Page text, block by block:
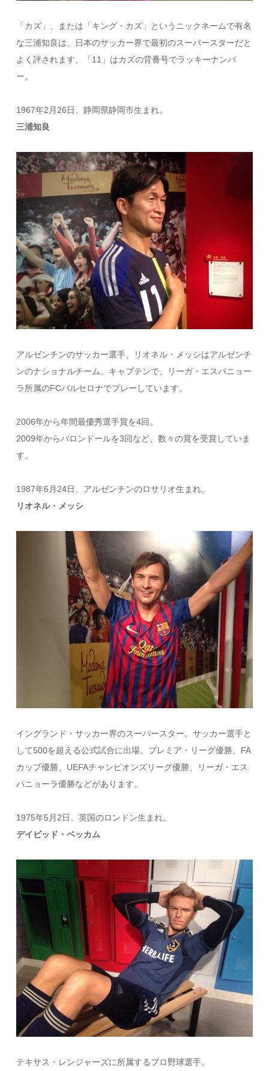
「カズ」、または「キング・カズ」というニックネームで有名
な三浦知良は、日本のサッカー界で最初のスーパースターだと
よく評されます。「11」はカズの背番号でラッキーナンバ
ー。
1967年2月26日、静岡県静岡市生まれ。
三浦知良
アルゼンチンのサッカー選手、リオネル・メッシはアルゼンチ
ンのナショナルチーム。キャプテンで、リーガ・エスパニョー
ラ所属のFCバルセロナでプレーしています。
2006年から年間最優秀選手賞を4回。
2009年からバロンドールを3回など、数々の賞を受賞していま
す。
1987年6月24日、アルゼンチンのロサリオ生まれ。
リオネル・メッシ
イングランド・サッカー界のスーパースター。サッカー選手と
して500を超える公式試合に出場。プレミア・リーグ優勝、FA
カップ優勝、UEFAチャンピオンズリーグ優勝、リーガ・エス
パニョーラ優勝などがあります。
1975年5月2日、英国のロンドン生まれ。
デイビッド・ベッカム
テキサス・レンジャーズに所属するプロ野球選手。